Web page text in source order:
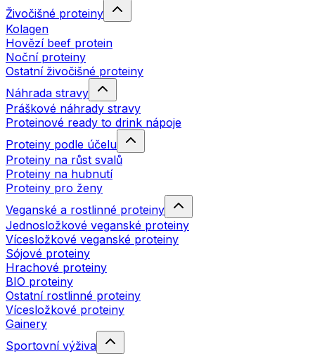
Živočišné proteiny
Kolagen
Hovězí beef protein
Noční proteiny
Ostatní živočišné proteiny
Náhrada stravy
Práškové náhrady stravy
Proteinové ready to drink nápoje
Proteiny podle účelu
Proteiny na růst svalů
Proteiny na hubnutí
Proteiny pro ženy
Veganské a rostlinné proteiny
Jednosložkové veganské proteiny
Vícesložkové veganské proteiny
Sójové proteiny
Hrachové proteiny
BIO proteiny
Ostatní rostlinné proteiny
Vícesložkové proteiny
Gainery
Sportovní výživa